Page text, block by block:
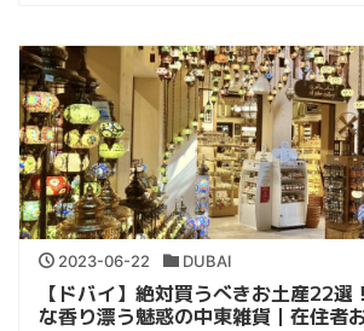
2023-06-22 DUBAI
【ドバイ】絶対買うべきお土産22選
な香り漂う魅惑の中東雑貨｜在住者